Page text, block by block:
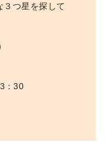
３つ星を探して
：30